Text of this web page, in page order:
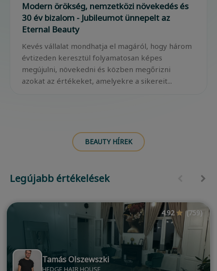
Modern örökség, nemzetközi növekedés és
30 év bizalom - Jubileumot ünnepelt az
Eternal Beauty
Kevés vállalat mondhatja el magáról, hogy három
évtizeden keresztül folyamatosan képes
megújulni, növekedni és közben megőrizni
azokat az értékeket, amelyekre a sikereit...
BEAUTY HÍREK
Legújabb értékelések
4.92 (759)
Tamás Olszewszki
HEDGE HAIR HOUSE